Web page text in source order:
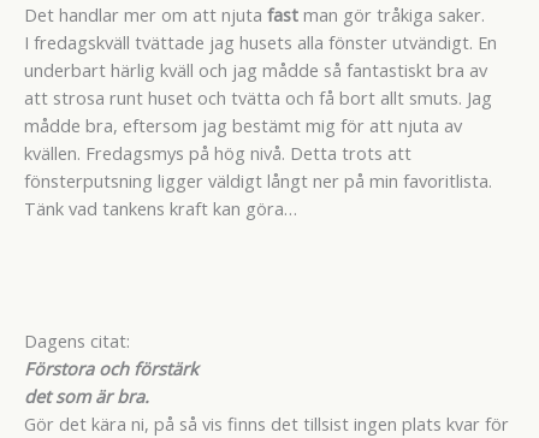
Det handlar mer om att njuta fast man gör tråkiga saker.
I fredagskväll tvättade jag husets alla fönster utvändigt. En
underbart härlig kväll och jag mådde så fantastiskt bra av
att strosa runt huset och tvätta och få bort allt smuts. Jag
mådde bra, eftersom jag bestämt mig för att njuta av
kvällen. Fredagsmys på hög nivå. Detta trots att
fönsterputsning ligger väldigt långt ner på min favoritlista.
Tänk vad tankens kraft kan göra…
Dagens citat:
Förstora och förstärk
det som är bra.
Gör det kära ni, på så vis finns det tillsist ingen plats kvar för